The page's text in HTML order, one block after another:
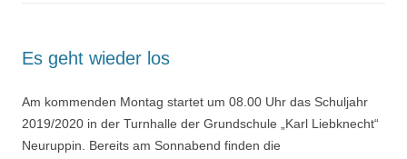
Es geht wieder los
Am kommenden Montag startet um 08.00 Uhr das Schuljahr
2019/2020 in der Turnhalle der Grundschule „Karl Liebknecht“
Neuruppin. Bereits am Sonnabend finden die